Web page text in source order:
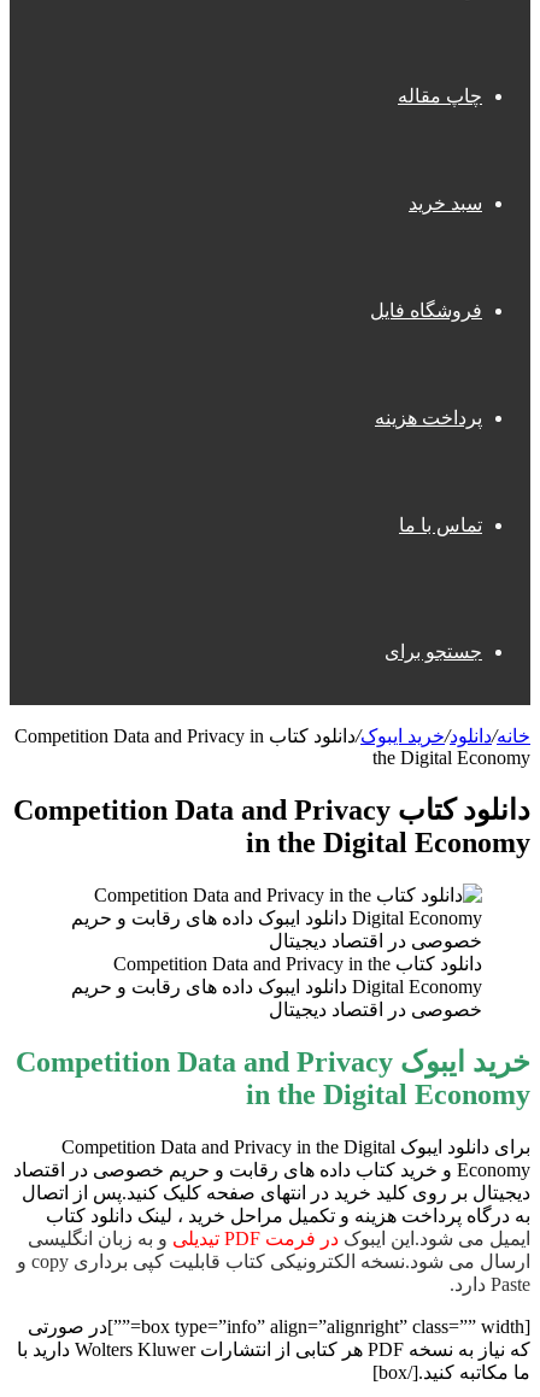
چاپ مقاله
سبد خرید
فروشگاه فایل
پرداخت هزینه
تماس با ما
جستجو برای
خانه/دانلود/خرید ایبوک/
دانلود کتاب Competition Data and Privacy in
the Digital Economy
دانلود کتاب Competition Data and Privacy
in the Digital Economy
دانلود کتاب Competition Data and Privacy in the
Digital Economy دانلود ایبوک داده های رقابت و حریم
خصوصی در اقتصاد دیجیتال
خرید ایبوک Competition Data and Privacy
in the Digital Economy
برای دانلود ایبوک Competition Data and Privacy in the Digital
Economy و خرید کتاب داده های رقابت و حریم خصوصی در اقتصاد
دیجیتال بر روی کلید خرید در انتهای صفحه کلیک کنید.پس از اتصال
به درگاه پرداخت هزینه و تکمیل مراحل خرید ، لینک دانلود کتاب
ایمیل می شود.این ایبوک در فرمت PDF تیدیلی
و به زبان انگلیسی
ارسال می شود.نسخه الکترونیکی کتاب قابلیت کپی برداری copy و
Paste دارد.
[box type=”info” align=”alignright” class=”” width=””]در صورتی
که نیاز به نسخه PDF هر کتابی از انتشارات Wolters Kluwer دارید با
ما مکاتبه کنید.[/box]